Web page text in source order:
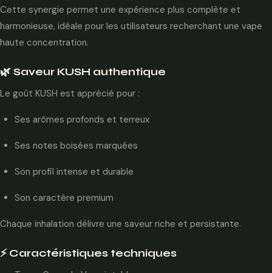
Cette synergie permet une expérience plus complète et
harmonieuse, idéale pour les utilisateurs recherchant une vape
haute concentration.
🌿 Saveur KUSH authentique
Le goût KUSH est apprécié pour :
Ses arômes profonds et terreux
Ses notes boisées marquées
Son profil intense et durable
Son caractère premium
Chaque inhalation délivre une saveur riche et persistante.
⚡ Caractéristiques techniques